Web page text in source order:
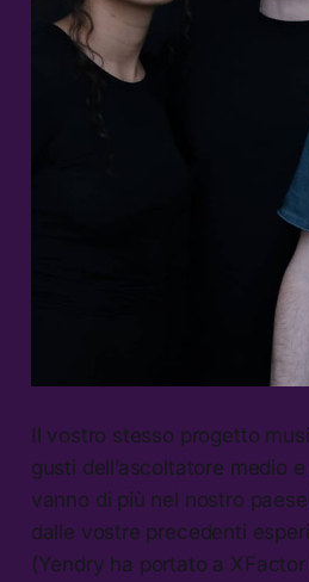
Il vostro stesso progetto
gusti dell’ascoltatore medio
vanno di più nel nostro
dalle vostre precedenti
(Yendry ha portato a